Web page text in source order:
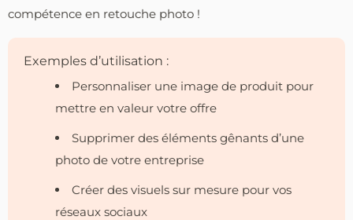
compétence en retouche photo !
Exemples d’utilisation :
Personnaliser une image de produit pour
mettre en valeur votre offre
Supprimer des éléments gênants d’une
photo de votre entreprise
Créer des visuels sur mesure pour vos
réseaux sociaux